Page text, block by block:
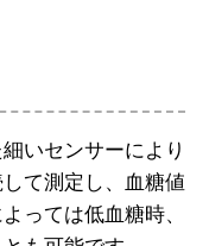
いセンサーにより
て測定し、血糖値
っては低血糖時、